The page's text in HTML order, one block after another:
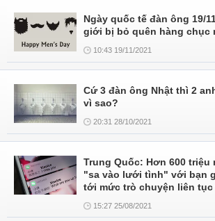
Ngày quốc tế đàn ông 19/
giới bị bỏ quên hàng chục
10:43 19/11/2021
Cứ 3 đàn ông Nhật thì 2
vì sao?
20:31 28/10/2021
Trung Quốc: Hơn 600
"sa vào lưới tình" với bạn
tới mức trò chuyện liên
15:27 25/08/2021